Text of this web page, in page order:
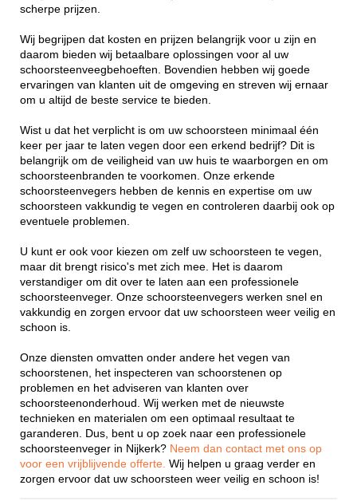
scherpe prijzen.
Wij begrijpen dat kosten en prijzen belangrijk voor u zijn en
daarom bieden wij betaalbare oplossingen voor al uw
schoorsteenveegbehoeften. Bovendien hebben wij goede
ervaringen van klanten uit de omgeving en streven wij ernaar
om u altijd de beste service te bieden.
Wist u dat het verplicht is om uw schoorsteen minimaal één
keer per jaar te laten vegen door een erkend bedrijf? Dit is
belangrijk om de veiligheid van uw huis te waarborgen en om
schoorsteenbranden te voorkomen. Onze erkende
schoorsteenvegers hebben de kennis en expertise om uw
schoorsteen vakkundig te vegen en controleren daarbij ook op
eventuele problemen.
U kunt er ook voor kiezen om zelf uw schoorsteen te vegen,
maar dit brengt risico's met zich mee. Het is daarom
verstandiger om dit over te laten aan een professionele
schoorsteenveger. Onze schoorsteenvegers werken snel en
vakkundig en zorgen ervoor dat uw schoorsteen weer veilig en
schoon is.
Onze diensten omvatten onder andere het vegen van
schoorstenen, het inspecteren van schoorstenen op
problemen en het adviseren van klanten over
schoorsteenonderhoud. Wij werken met de nieuwste
technieken en materialen om een optimaal resultaat te
garanderen. Dus, bent u op zoek naar een professionele
schoorsteenveger in Nijkerk? Neem dan contact met ons op
voor een vrijblijvende offerte. Wij helpen u graag verder en
zorgen ervoor dat uw schoorsteen weer veilig en schoon is!